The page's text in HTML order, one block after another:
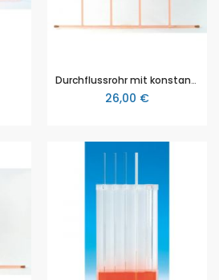
Durchflussrohr mit konstantem Durchmesser
26,00 €